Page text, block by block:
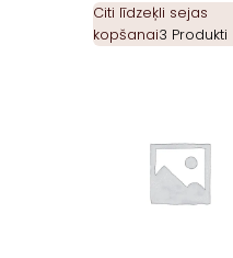
Citi līdzeķli sejas
kopšanai3 Produkti